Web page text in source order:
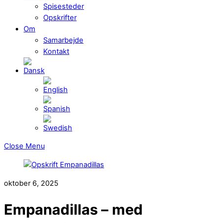
Spisesteder
Opskrifter
Om
Samarbejde
Kontakt
Close Menu
oktober 6, 2025
Empanadillas – med